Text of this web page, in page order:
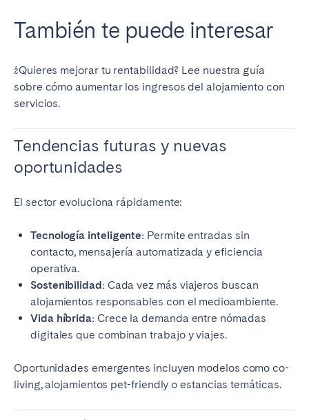
También te puede interesar
¿Quieres mejorar tu rentabilidad? Lee nuestra guía
sobre cómo aumentar los ingresos del alojamiento con
servicios.
Tendencias futuras y nuevas
oportunidades
El sector evoluciona rápidamente:
Tecnología inteligente: Permite entradas sin
contacto, mensajería automatizada y eficiencia
operativa.
Sostenibilidad:Cada vez más viajeros buscan
alojamientos responsables con el medioambiente.
Vida híbrida:Crece la demanda entre nómadas
digitales que combinan trabajo y viajes.
Oportunidades emergentes incluyen modelos como co-
living, alojamientos pet-friendly o estancias temáticas.